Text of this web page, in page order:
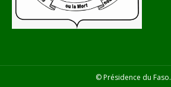
© Présidence du Faso.